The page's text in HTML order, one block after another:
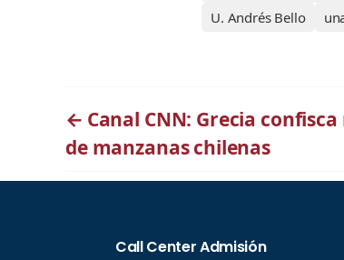
U. Andrés Bello
← Canal CNN: Grecia
de manzanas chilenas